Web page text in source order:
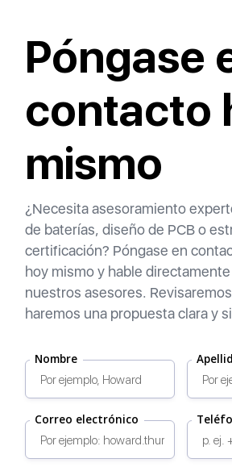
Póngase
contacto
mismo
¿Necesita asesoramiento
de baterías, diseño de PCB o
certificación? Póngase en
hoy mismo y hable
nuestros asesores.
haremos una propuesta clara y
Nombre
Correo electrónico